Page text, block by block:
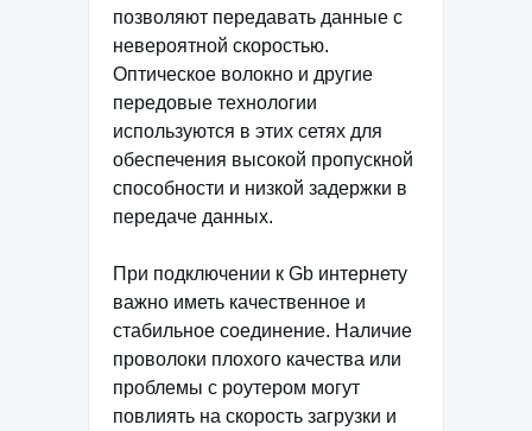
позволяют передавать данные с
невероятной скоростью.
Оптическое волокно и другие
передовые технологии
используются в этих сетях для
обеспечения высокой пропускной
способности и низкой задержки в
передаче данных.
При подключении к Gb интернету
важно иметь качественное и
стабильное соединение. Наличие
проволоки плохого качества или
проблемы с роутером могут
повлиять на скорость загрузки и